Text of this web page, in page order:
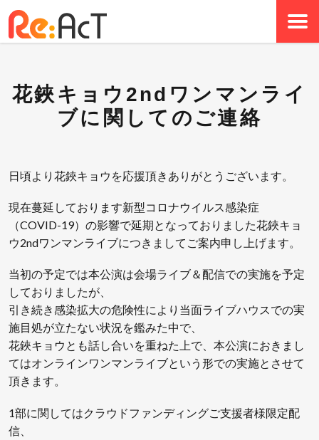
花鋏キョウ2ndワンマンライ
ブに関してのご連絡
日頃より花鋏キョウを応援頂きありがとうございます。
現在蔓延しております新型コロナウイルス感染症
（COVID-19）の影響で延期となっておりました花鋏キョ
ウ2ndワンマンライブにつきましてご案内申し上げます。
当初の予定では本公演は会場ライブ＆配信での実施を予定
しておりましたが、
引き続き感染拡大の危険性により当面ライブハウスでの実
施目処が立たない状況を鑑みた中で、
花鋏キョウとも話し合いを重ねた上で、本公演におきまし
てはオンラインワンマンライブという形での実施とさせて
頂きます。
1部に関してはクラウドファンディングご支援者様限定配
信、